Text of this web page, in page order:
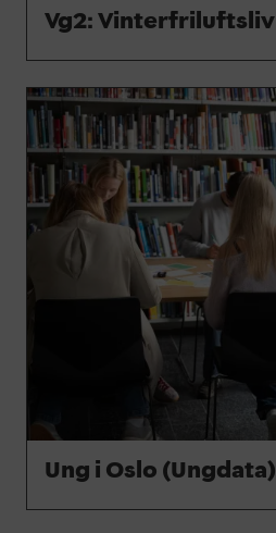
Vg2: Vinterfriluftsliv
Ung i Oslo (Ungdata)